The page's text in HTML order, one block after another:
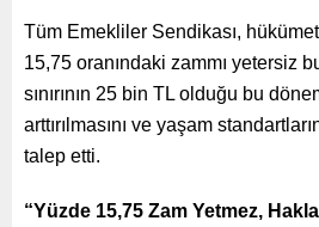
Tüm Emekliler Sendikası,
15,75 oranındaki zammı yetersiz
sınırının 25 bin TL olduğu bu
arttırılmasını ve yaşam
talep etti.
“Yüzde 15,75 Zam Yetmez,